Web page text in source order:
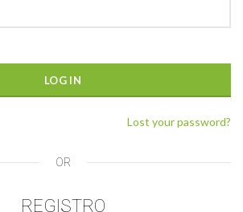
LOG IN
Lost your password?
OR
REGISTRO